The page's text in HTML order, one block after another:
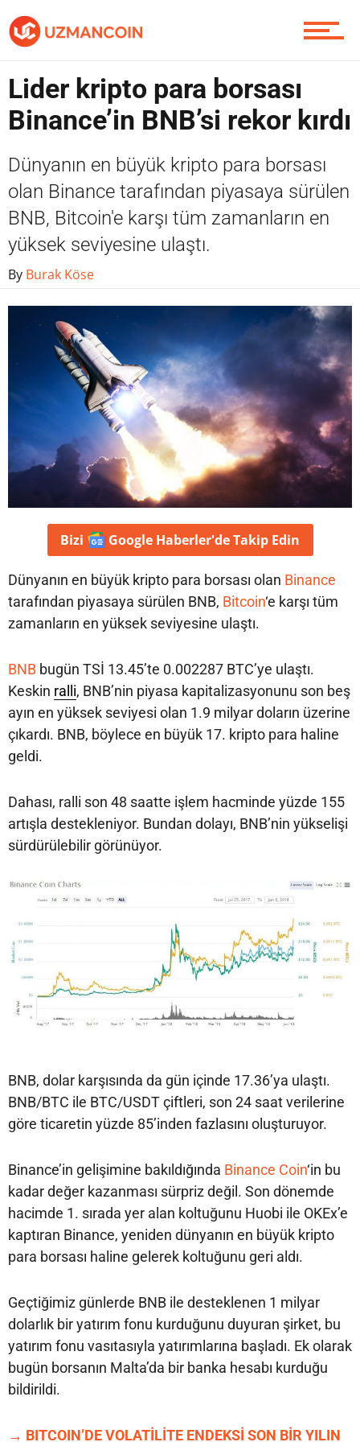
Piyasa
Soru Sor
Contact / İletişim
Lider kripto para borsası
Binance’in BNB’si rekor kırdı
Dünyanın en büyük kripto para borsası
olan Binance tarafından piyasaya sürülen
BNB, Bitcoin'e karşı tüm zamanların en
yüksek seviyesine ulaştı.
By Burak Köse
Bizi Google Haberler'deTakip Edin
Dünyanın en büyük kripto para borsası olan Binance
tarafından piyasaya sürülen BNB, Bitcoin‘e karşı tüm
zamanların en yüksek seviyesine ulaştı.
BNB bugün TSİ 13.45’te 0.002287 BTC’ye ulaştı.
Keskin ralli, BNB’nin piyasa kapitalizasyonunu son beş
ayın en yüksek seviyesi olan 1.9 milyar doların üzerine
çıkardı. BNB, böylece en büyük 17. kripto para haline
geldi.
Dahası, ralli son 48 saatte işlem hacminde yüzde 155
artışla destekleniyor. Bundan dolayı, BNB’nin yükselişi
sürdürülebilir görünüyor.
BNB, dolar karşısında da gün içinde 17.36’ya ulaştı.
BNB/BTC ile BTC/USDT çiftleri, son 24 saat verilerine
göre ticaretin yüzde 85’inden fazlasını oluşturuyor.
Binance’in gelişimine bakıldığında Binance Coin‘in bu
kadar değer kazanması sürpriz değil. Son dönemde
hacimde 1. sırada yer alan koltuğunu Huobi ile OKEx’e
kaptıran Binance, yeniden dünyanın en büyük kripto
para borsası haline gelerek koltuğunu geri aldı.
Geçtiğimiz günlerde BNB ile desteklenen 1 milyar
dolarlık bir yatırım fonu kurduğunu duyuran şirket, bu
yatırım fonu vasıtasıyla yatırımlarına başladı. Ek olarak
bugün borsanın Malta’da bir banka hesabı kurduğu
bildirildi.
→ BITCOIN’DE VOLATİLİTE ENDEKSİ SON BİR YILIN